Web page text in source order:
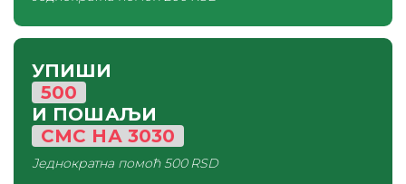
УПИШИ
500
И ПОШАЉИ
СМС НА3030
Једнократна помоћ500 RSD